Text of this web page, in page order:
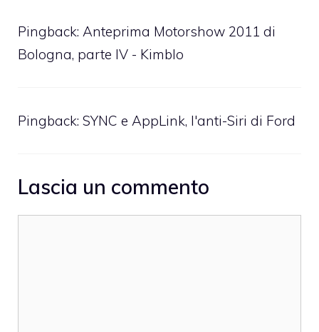
Pingback: Anteprima Motorshow 2011 di
Bologna, parte IV - Kimblo
Pingback: SYNC e AppLink, l'anti-Siri di Ford
Lascia un commento